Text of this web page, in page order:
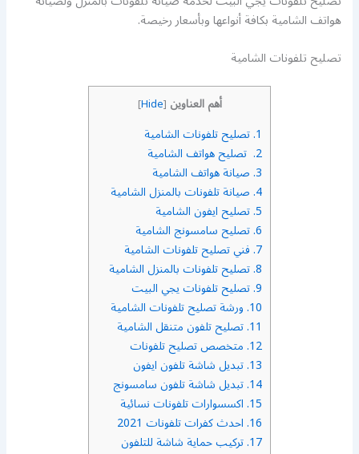
هواتف الشامية بكافة أنواعها وبأسعار رخيصة.
تصليح تلفونات الشامية
أهم العناوين [
Hide
]
1. تصليح تلفونات الشامية
2. تصليح هواتف الشامية
3. صيانة هواتف الشامية
4. صيانة تلفونات بالمنزل الشامية
5. تصليح ايفون الشامية
6. تصليح سامسونج الشامية
7. فني تصليح تلفونات الشامية
8. تصليح تلفونات بالمنزل الشامية
9. تصليح تلفونات يجي البيت
10. ورشة تصليح تلفونات الشامية
11. تصليح تلفون متنقل الشامية
12. متخصص تصليح تلفونات
13. تبديل شاشة تلفون ايفون
14. تبديل شاشة تلفون سامسونج
15. اكسسوارات تلفونات نسائية
16. احدث كفرات تلفونات 2021
17. تركيب حماية شاشة للتلفون